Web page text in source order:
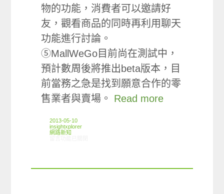
物的功能，消費者可以邀請好
友，觀看商品的同時再利用聊天
功能進行討論。
⑤MallWeGo目前尚在測試中，
預計數周後將推出beta版本，目
前當務之急是找到願意合作的零
售業者與賣場。 Read more
2013-05-10
insightxplorer
網路新知